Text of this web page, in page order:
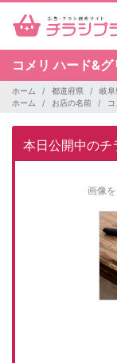
コメリハード&グ
ホーム 都道府県 岐阜
ホーム
お店の名前 コ
本日公開中のチ
画像